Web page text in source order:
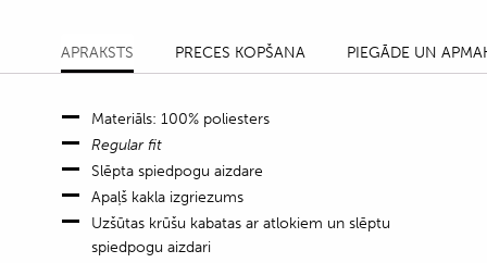
APRAKSTS PRECES KOPŠANA PIEGĀDE UN
Materiāls: 100% poliesters
Regular fit
Slēpta spiedpogu aizdare
Apaļš kakla izgriezums
Uzšūtas krūšu kabatas ar atlokiem un slēptu
spiedpogu aizdari